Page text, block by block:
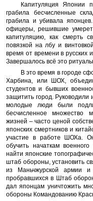
Капитуляция Японии
грабила бесчисленные
грабила и убивала
офицеры, решившие
капитуляцию, как смерть
повязкой на лбу и
время от времени в русских
Завершалось всё это
В это время в городе
Харбина, или ШОХ,
студентов и бывших
защитить город. Руководили
молодые люди были
бесчисленное множество
жизней – часто ценой
японских смертников и
участие в работе ШОХа.
обучить начаткам
найти японские
штаб обороны, установить
из Маньчжурской армии
пробравшихся в Штаб
дал японцам уничтожить
обороны Командованию